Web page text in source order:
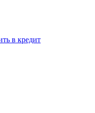
в кредит